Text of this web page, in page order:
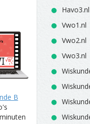
B
Havo3.nl
Vwo1.nl
Vwo2.nl
Vwo3.nl